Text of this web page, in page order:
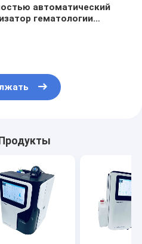
автоматический
гематологии